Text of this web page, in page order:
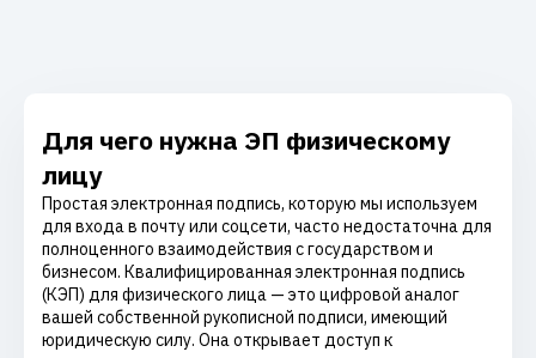
Для чего нужна ЭП физическому
лицу
Простая электронная подпись, которую мы используем
для входа в почту или соцсети, часто недостаточна для
полноценного взаимодействия с государством и
бизнесом. Квалифицированная электронная подпись
(КЭП) для физического лица — это цифровой аналог
вашей собственной рукописной подписи, имеющий
юридическую силу. Она открывает доступ к